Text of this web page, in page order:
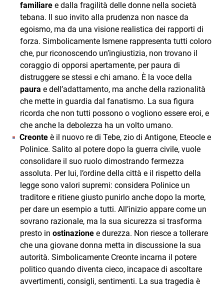
familiare e dalla fragilità delle donne nella società
tebana. Il suo invito alla prudenza non nasce da
egoismo, ma da una visione realistica dei rapporti di
forza. Simbolicamente Ismene rappresenta tutti coloro
che, pur riconoscendo un’ingiustizia, non trovano il
coraggio di opporsi apertamente, per paura di
distruggere se stessi e chi amano. È la voce della
paura e dell’adattamento, ma anche della razionalità
che mette in guardia dal fanatismo. La sua figura
ricorda che non tutti possono o vogliono essere eroi, e
che anche la debolezza ha un volto umano.
Creonte è il nuovo re di Tebe, zio di Antigone, Eteocle e
Polinice. Salito al potere dopo la guerra civile, vuole
consolidare il suo ruolo dimostrando fermezza
assoluta. Per lui, l’ordine della città e il rispetto della
legge sono valori supremi: considera Polinice un
traditore e ritiene giusto punirlo anche dopo la morte,
per dare un esempio a tutti. All’inizio appare come un
sovrano razionale, ma la sua sicurezza si trasforma
presto in ostinazione e durezza. Non riesce a tollerare
che una giovane donna metta in discussione la sua
autorità. Simbolicamente Creonte incarna il potere
politico quando diventa cieco, incapace di ascoltare
avvertimenti, consigli, sentimenti. La sua tragedia è